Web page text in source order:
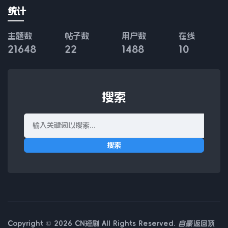
统计
主题数
21648
帖子数
22
用户数
1488
在线
10
搜索
搜索
Copyright © 2026 CN短剧 All Rights Reserved.
自豪返回顶